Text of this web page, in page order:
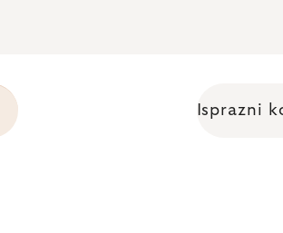
Isprazni